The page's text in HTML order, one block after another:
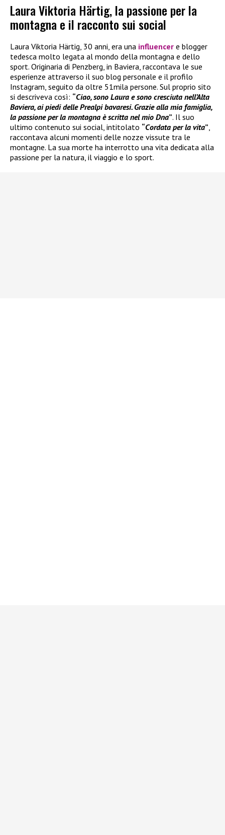
Laura Viktoria Härtig, la passione per la
montagna e il racconto sui social
Laura Viktoria Härtig, 30 anni, era una influencer e blogger
tedesca molto legata al mondo della montagna e dello
sport. Originaria di Penzberg, in Baviera, raccontava le sue
esperienze attraverso il suo blog personale e il profilo
Instagram, seguito da oltre 51mila persone. Sul proprio sito
si descriveva così: “Ciao, sono Laura e sono cresciuta nell’Alta
Baviera, ai piedi delle Prealpi bavaresi. Grazie alla mia famiglia,
la passione per la montagna è scritta nel mio Dna”. Il suo
ultimo contenuto sui social, intitolato “Cordata per la vita”
raccontava alcuni momenti delle nozze vissute tra le
montagne. La sua morte ha interrotto una vita dedicata alla
passione per la natura, il viaggio e lo sport.